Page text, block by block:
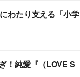
わたり支える「小学
！純愛『（LOVE S